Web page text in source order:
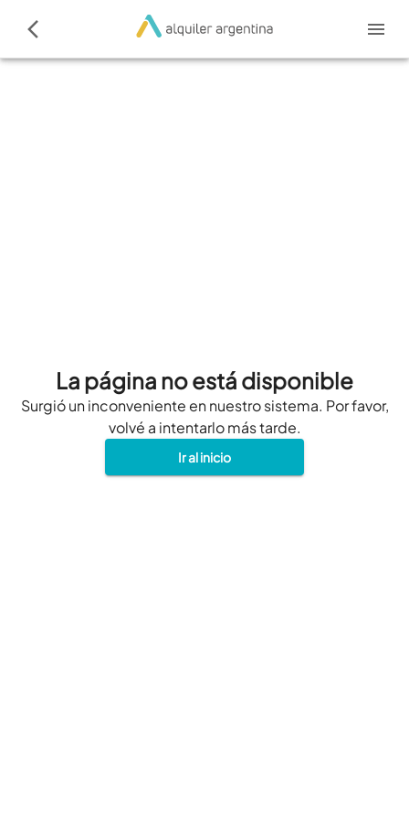
La página no está disponible
Surgió un inconveniente en nuestro sistema. Por favor,
volvé a intentarlo más tarde.
Ir al inicio